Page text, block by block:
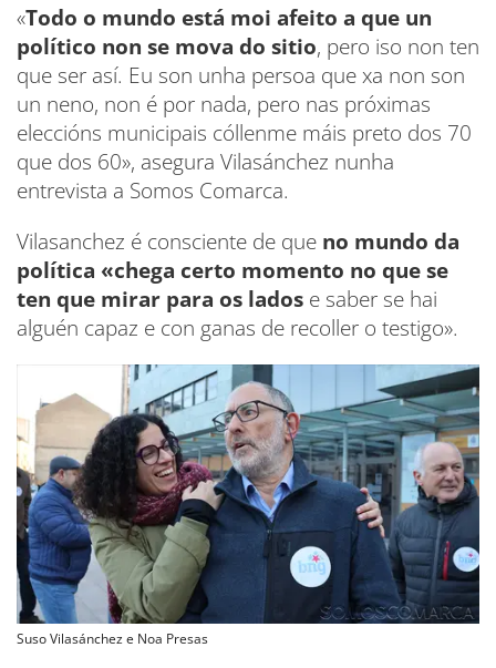
«Todo o mundo está moi afeito a que un
político non se mova do sitio, pero iso non ten
que ser así. Eu son unha persoa que xa non son
un neno, non é por nada, pero nas próximas
eleccións municipais cóllenme máis preto dos 70
que dos 60», asegura Vilasánchez nunha
entrevista a Somos Comarca.
Vilasanchez é consciente de que no mundo da
política «chega certo momento no que se
ten que mirar para os lados e saber se hai
alguén capaz e con ganas de recoller o testigo».
Suso Vilasánchez e Noa Presas